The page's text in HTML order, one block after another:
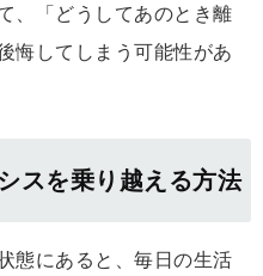
、「どうしてあのとき離
悔してしまう可能性があ
スを乗り越える方法
態にあると、毎日の生活